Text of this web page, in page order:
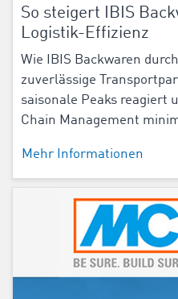
So steigert IBIS
Logistik-Effizienz
Wie IBIS Backwaren
zuverlässige
saisonale Peaks reagiert
Chain Management
Mehr Informationen